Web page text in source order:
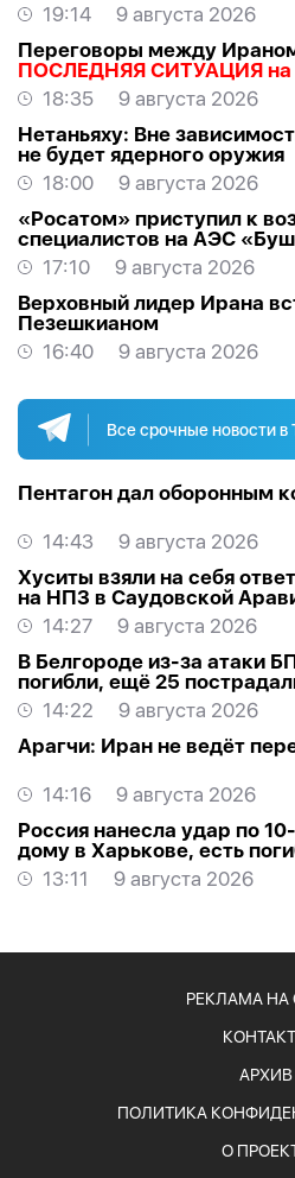
19:14
9 августа 2026
Переговоры между
ПОСЛЕДНЯЯ СИТУАЦИЯ на
18:35
9 августа 2026
Нетаньяху: Вне
не будет ядерного оружия
18:00
9 августа 2026
«Росатом» приступил к
специалистов на АЭС
17:10
9 августа 2026
Верховный лидер Ирана
Пезешкианом
16:40
9 августа 2026
Все срочные новости в
Пентагон дал оборонным
14:43
9 августа 2026
Хуситы взяли на себя
на НПЗ в Саудовской
14:27
9 августа 2026
В Белгороде из-за атаки
погибли, ещё 25
14:22
9 августа 2026
Арагчи: Иран не ведёт
14:16
9 августа 2026
Россия нанесла удар по
дому в Харькове, есть
13:11
9 августа 2026
РЕКЛАМА НА
АРХИВ
ПОЛИТИКА
О